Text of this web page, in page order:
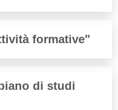
formative"
di studi